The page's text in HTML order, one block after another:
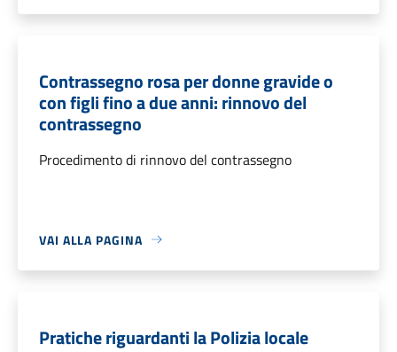
Contrassegno rosa per donne gravide o
con figli fino a due anni: rinnovo del
contrassegno
Procedimento di rinnovo del contrassegno
VAI ALLA PAGINA
Pratiche riguardanti la Polizia locale